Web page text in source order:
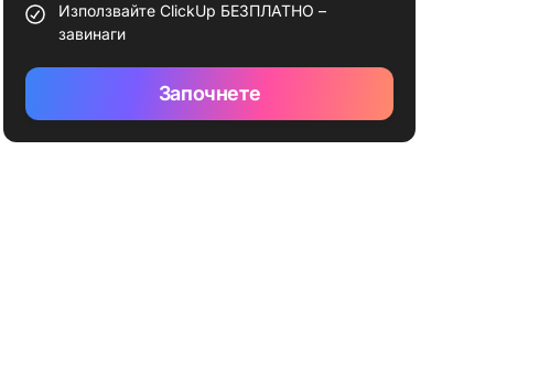
Използвайте ClickUp БЕЗПЛАТНО –
завинаги
Започнете